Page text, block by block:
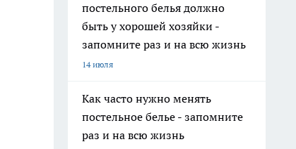
постельного белья должно
быть у хорошей хозяйки -
запомните раз и на всю жизнь
14 июля
Как часто нужно менять
постельное белье - запомните
раз и на всю жизнь